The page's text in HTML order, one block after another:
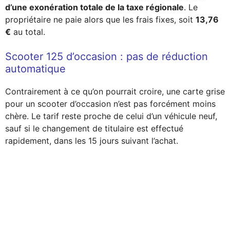
d’une exonération totale de la taxe régionale. Le
propriétaire ne paie alors que les frais fixes, soit 13,76
€ au total.
Scooter 125 d’occasion : pas de réduction
automatique
Contrairement à ce qu’on pourrait croire, une carte grise
pour un scooter d’occasion n’est pas forcément moins
chère. Le tarif reste proche de celui d’un véhicule neuf,
sauf si le changement de titulaire est effectué
rapidement, dans les 15 jours suivant l’achat.